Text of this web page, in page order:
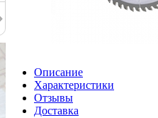
Описание
Характеристики
Отзывы
Доставка